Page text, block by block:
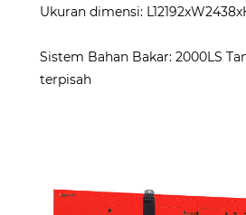
Ukuran dimensi:
Sistem Bahan Bakar: 2000LS
terpisah